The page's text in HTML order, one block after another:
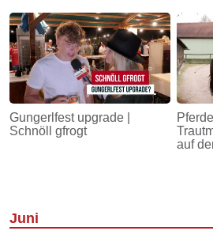
Gungerlfest upgrade |
Schnöll gfrogt
auf
Juni